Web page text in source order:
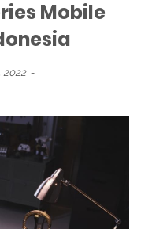
Mobile
2022